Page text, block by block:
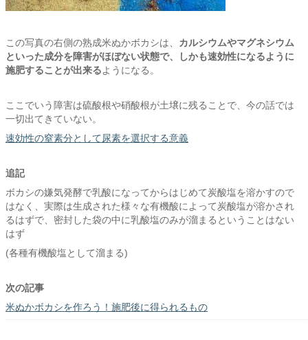
この写真の右側の熟成米ぬかボカシは、 カルシウムやマグネシウム
といった成分を障害がほぼない状態で、
しかも速効性になるように
施肥することが出来るようになる。
ここでいう障害は硫酸根や硝酸根が土壌に残ることで、今の話では
一切出てきていない。
速効性の窒素分として尿素を選択する意義
追記
ボカシの嫌気発酵で乳酸になってからはじめて炭酸塩を溶かすので
はなく、実際は生成された様々な有機酸によって炭酸塩が溶かされ
るはずで、密封した袋の中に乳酸塩のみが溜まるということはない
はず
(各種有機酸塩として溜まる)
次の記事
米ぬかボカシを作ろう！施肥後に得られるもの